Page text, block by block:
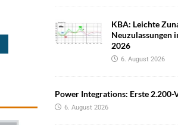
KBA: Leichte
Neuzulassungen
2026
6. August 2026
Power Integrations: Erste 2.200-
6. August 2026